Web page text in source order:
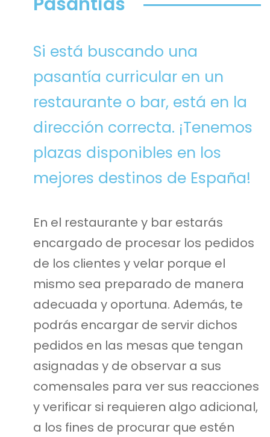
Si está buscando una
pasantía curricular en un
restaurante o bar, está en la
dirección correcta. ¡Tenemos
plazas disponibles en los
mejores destinos de España!
En el restaurante y bar estarás
encargado de procesar los pedidos
de los clientes y velar porque el
mismo sea preparado de manera
adecuada y oportuna. Además, te
podrás encargar de servir dichos
pedidos en las mesas que tengan
asignadas y de observar a sus
comensales para ver sus reacciones
y verificar si requieren algo adicional,
a los fines de procurar que estén